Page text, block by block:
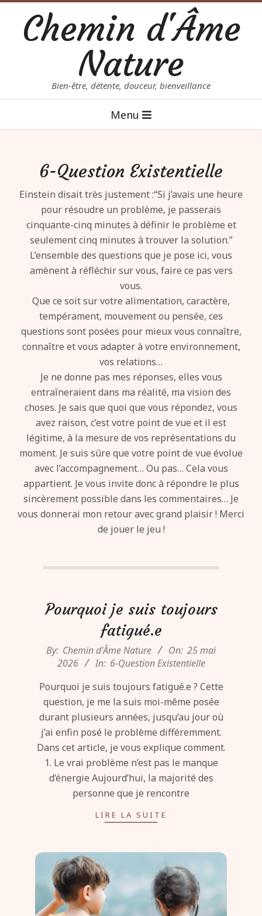
contentChemin d'Âme
Nature
Bien-être, détente, douceur, bienveillance
Menu
6-Question Existentielle
Einstein disait très justement :“Si j’avais une heure
pour résoudre un problème, je passerais
cinquante-cinq minutes à définir le problème et
seulement cinq minutes à trouver la solution.”
L’ensemble des questions que je pose ici, vous
amènent à réfléchir sur vous, faire ce pas vers
vous.
Que ce soit sur votre alimentation, caractère,
tempérament, mouvement ou pensée, ces
questions sont posées pour mieux vous connaître,
connaître et vous adapter à votre environnement,
vos relations…
Je ne donne pas mes réponses, elles vous
entraîneraient dans ma réalité, ma vision des
choses. Je sais que quoi que vous répondez, vous
avez raison, c’est votre point de vue et il est
légitime, à la mesure de vos représentations du
moment. Je suis sûre que votre point de vue évolue
avec l’accompagnement… Ou pas… Cela vous
appartient. Je vous invite donc à répondre le plus
sincèrement possible dans les commentaires… Je
vous donnerai mon retour avec grand plaisir ! Merci
de jouer le jeu !
Pourquoi je suis toujours
fatigué.e
2026-
By: Chemin d'Âme Nature On: 25 mai
2026
In: 6-Question Existentielle
Pourquoi je suis toujours fatigué.e ? Cette
question, je me la suis moi-même posée
durant plusieurs années, jusqu’au jour où
j’ai enfin posé le problème différemment.
Dans cet article, je vous explique comment.
1. Le vrai problème n’est pas le manque
d’énergie Aujourd’hui, la majorité des
personne que je rencontre
LIRE LA SUITE